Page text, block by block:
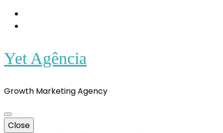
Yet Agência
Growth Marketing Agency
Close